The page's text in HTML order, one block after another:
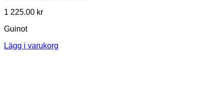
1 225.00 kr
Guinot
Lägg i varukorg